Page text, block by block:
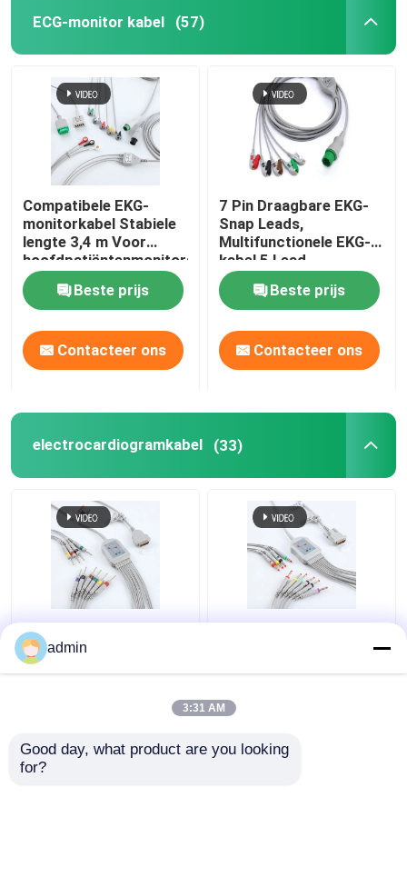
ECG-monitor kabel (57)
Compatibele EKG-
monitorkabel Stabiele
lengte 3,4 m Voor
hoofdpatiëntenmonitors
Beste prijs
Contacteer ons
7 Pin Draagbare EKG-
Snap Leads,
Multifunctionele EKG-
kabel 5 Lead
Beste prijs
Contacteer ons
electrocardiogramkabel (33)
Herbruikbare medische
EKG kabel praktisch
voor Nihon Kohden BD-
admin
3:31 AM
Good day, what product are you looking
for?